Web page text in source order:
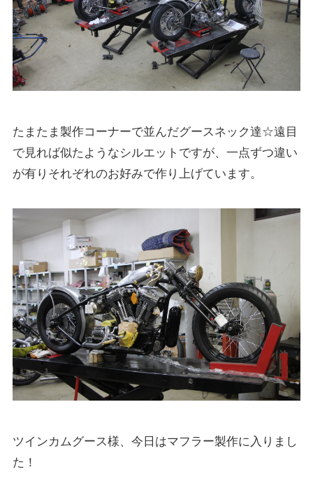
たまたま製作コーナーで並んだグースネック達☆遠目
で見れば似たようなシルエットですが、一点ずつ違い
が有りそれぞれのお好みで作り上げています。
ツインカムグース様、今日はマフラー製作に入りまし
た！